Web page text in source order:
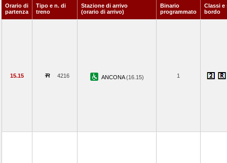
Orario di
partenza
Tipo e n. di
treno
Stazione di arrivo
(orario di arrivo)
Binario
programmato
Classi e
bordo
15.15 4216 ANCONA(16.15) 1